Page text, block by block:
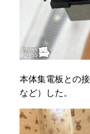
本体集電板との
など）した。